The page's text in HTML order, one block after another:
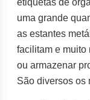
etiquetas de
uma grande
as estantes
facilitam e muito
ou armazenar
São diversos os